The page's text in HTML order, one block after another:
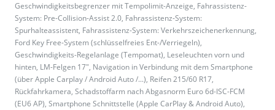
Geschwindigkeitsbegrenzer mit Tempolimit-Anzeige, Fahrassistenz-
System: Pre-Collision-Assist 2.0, Fahrassistenz-System:
Spurhalteassistent, Fahrassistenz-System: Verkehrszeichenerkennung,
Ford Key Free-System (schlüsselfreies Ent-/Verriegeln),
Geschwindigkeits-Regelanlage (Tempomat), Leseleuchten vorn und
hinten, LM-Felgen 17", Navigation in Verbindung mit dem Smartphone
(über Apple Carplay / Android Auto /...), Reifen 215/60 R17,
Rückfahrkamera, Schadstoffarm nach Abgasnorm Euro 6d-ISC-FCM
(EU6 AP), Smartphone Schnittstelle (Apple CarPlay & Android Auto),